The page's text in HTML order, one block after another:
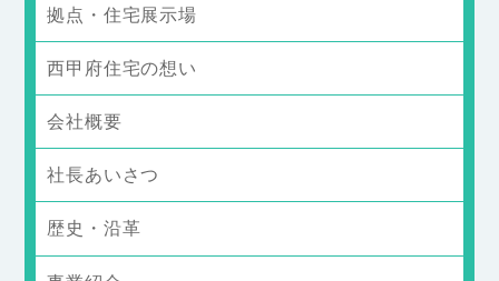
拠点・住宅展示場
西甲府住宅の想い
会社概要
社長あいさつ
歴史・沿革